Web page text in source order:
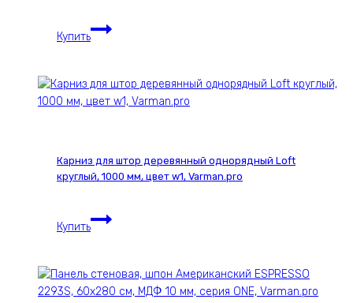
серия
ONE,
Купить
Панель
стеновая,
1962С,
10
мм,
ONE,
Varman.pro
Карниз для штор деревянный однорядный Loft
круглый, 1000 мм, цвет w1, Varman.pro
Купить
Карниз
для
однорядный